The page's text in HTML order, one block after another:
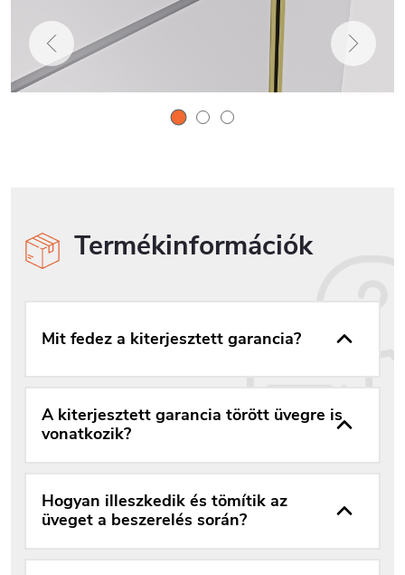
Termékinformációk
Mit fedez a kiterjesztett garancia?
A kiterjesztett garancia törött üvegre is
vonatkozik?
Hogyan illeszkedik és tömítik az
üveget a beszerelés során?